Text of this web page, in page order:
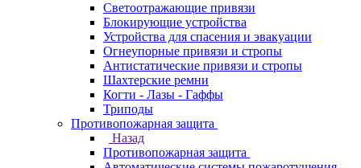
Светоотражающие привязи
Блокирующие устройства
Устройства для спасения и эвакуации
Огнеупорные привязи и стропы
Антистатические привязи и стропы
Шахтерские ремни
Когти - Лазы - Гаффы
Триподы
Противопожарная защита
Назад
Противопожарная защита